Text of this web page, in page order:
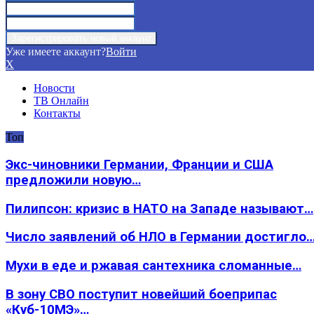
Уже имеете аккаунт?Войти
X
Новости
ТВ Онлайн
Контакты
Топ
Экс-чиновники Германии, Франции и США
предложили новую…
Пилипсон: кризис в НАТО на Западе называют…
Число заявлений об НЛО в Германии
Мухи в еде и ржавая сантехника сломанные…
В зону СВО поступит новейший боеприпас
«Куб-10МЭ»…